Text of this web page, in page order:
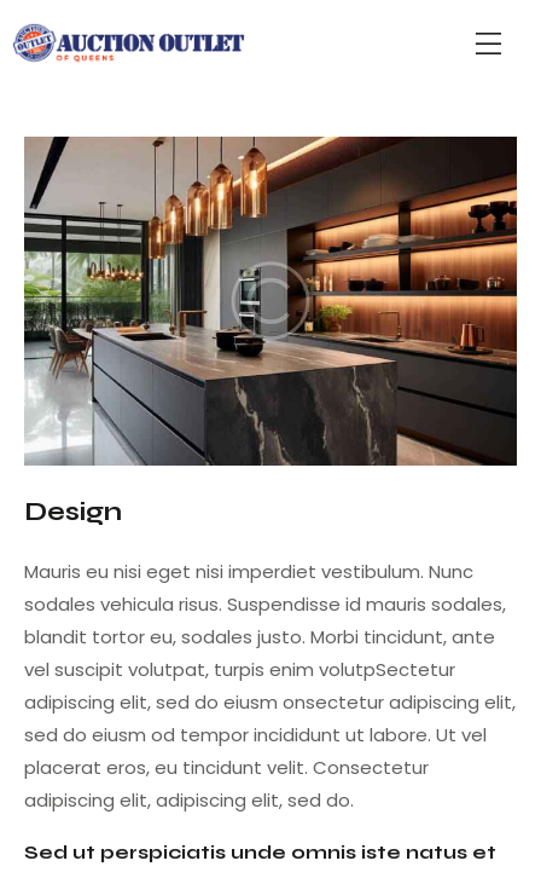
Design
Mauris eu nisi eget nisi imperdiet vestibulum. Nunc
sodales vehicula risus. Suspendisse id mauris sodales,
blandit tortor eu, sodales justo. Morbi tincidunt, ante
vel suscipit volutpat, turpis enim volutpSectetur
adipiscing elit, sed do eiusm onsectetur adipiscing elit,
sed do eiusm od tempor incididunt ut labore. Ut vel
placerat eros, eu tincidunt velit. Consectetur
adipiscing elit, adipiscing elit, sed do.
Sed ut perspiciatis unde omnis iste natus et